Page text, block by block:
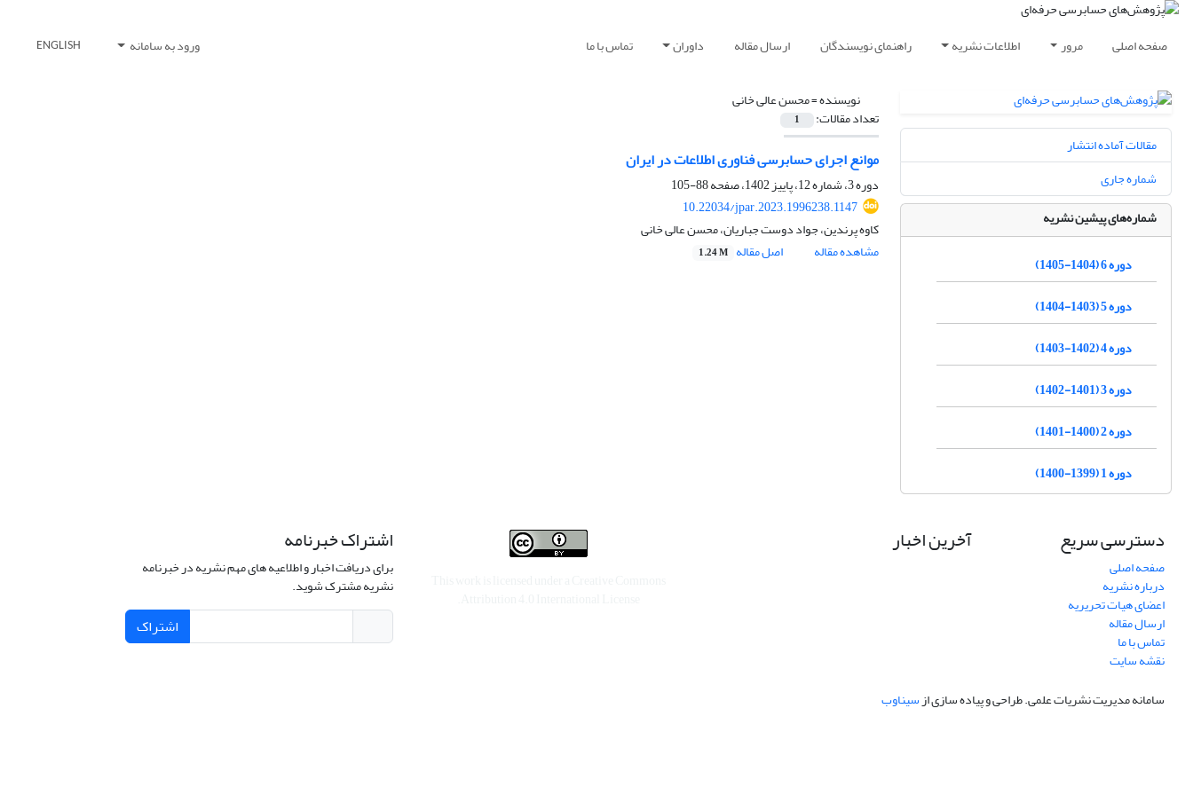
صفحه اصلی مرور اطلاعات نشریه راهنمای نویسندگان ارسال مقاله داوران تماس با ما ورود به سامانه ENGLISH
نویسنده =محسن عالی خانی
تعداد مقالات: 1
موانع اجرای حسابرسی فناوری اطلاعات در ایران
دوره 3، شماره 12، پاییز 1402، صفحه
88-105
10.22034/jpar.2023.1996238.1147
کاوه پرندین، جواد دوست جباریان، محسن عالی خانی
مشاهده مقاله
اصل مقاله 1.24 M
مقالات آماده انتشار
شماره جاری
شماره‌های پیشین نشریه
دوره 6 (1404-1405)
دوره 5 (1403-1404)
دوره 4 (1402-1403)
دوره 3 (1401-1402)
دوره 2 (1400-1401)
دوره 1 (1399-1400)
دسترسی سریع
صفحه اصلی
درباره نشریه
اعضای هیات تحریریه
ارسال مقاله
تماس با ما
نقشه سایت
آخرین اخبار اشتراک خبرنامه
برای دریافت اخبار و اطلاعیه های مهم نشریه در خبرنامه
نشریه مشترک شوید.
اشتراک
سامانه مدیریت نشریات علمی.طراحی و پیاده سازی ازسیناوب